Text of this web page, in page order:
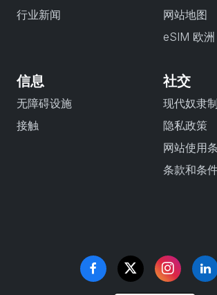
行业新闻
网站地图
eSIM 欧洲
信息
无障碍设施
接触
社交
现代奴隶
隐私政策
网站使用
条款和条